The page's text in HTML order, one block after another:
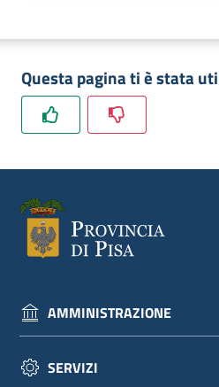
Seguici
su
Questa pagina ti è stata
AMMINISTRAZIONE
SERVIZI